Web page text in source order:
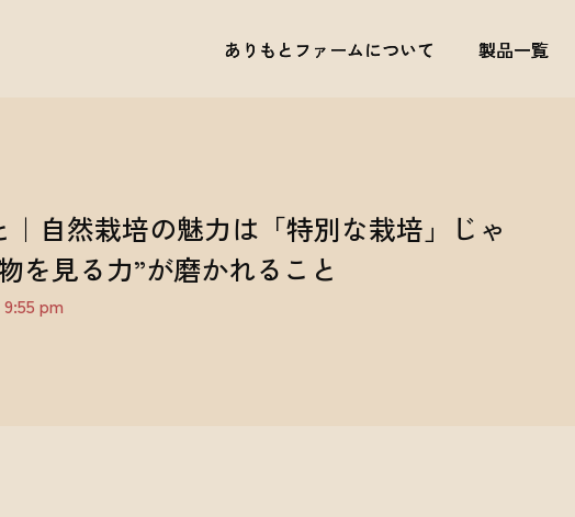
ありもとファームについて 製品一覧
ありもとファームについて 製品一覧
｜自然栽培の魅力は「特別な栽培」じゃ
を見る力”が磨かれること
9:55 pm